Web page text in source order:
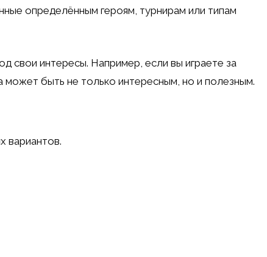
определённым героям, турнирам или типам
свои интересы. Например, если вы играете за
может быть не только интересным, но и полезным.
вариантов.